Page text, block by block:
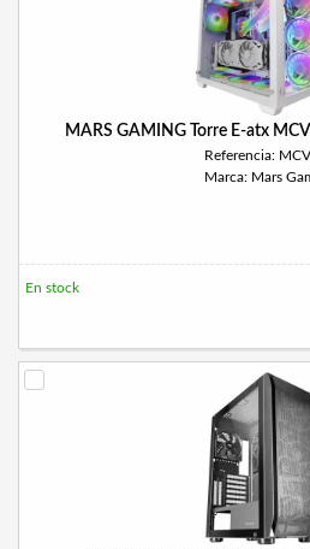
MARS GAMING Torre E-atx
Referencia:
Marca: Mars
En stock